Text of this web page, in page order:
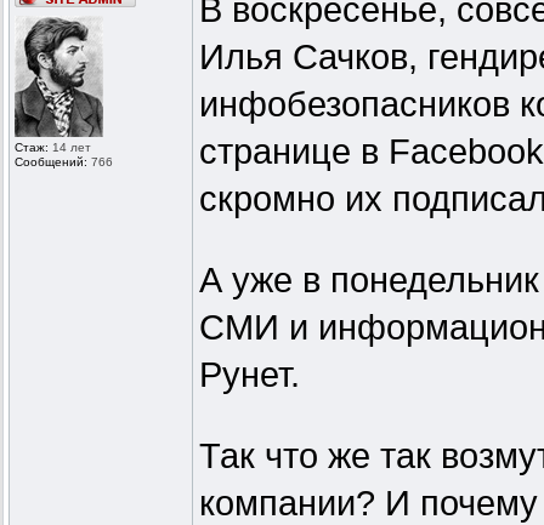
Стаж: 14 лет
Сообщений: 766
В воскресенье,
Илья Сачков,
инфобезопасников
странице в
скромно их
А уже в
СМИ и
Рунет.
Так что же так
компании? И почему